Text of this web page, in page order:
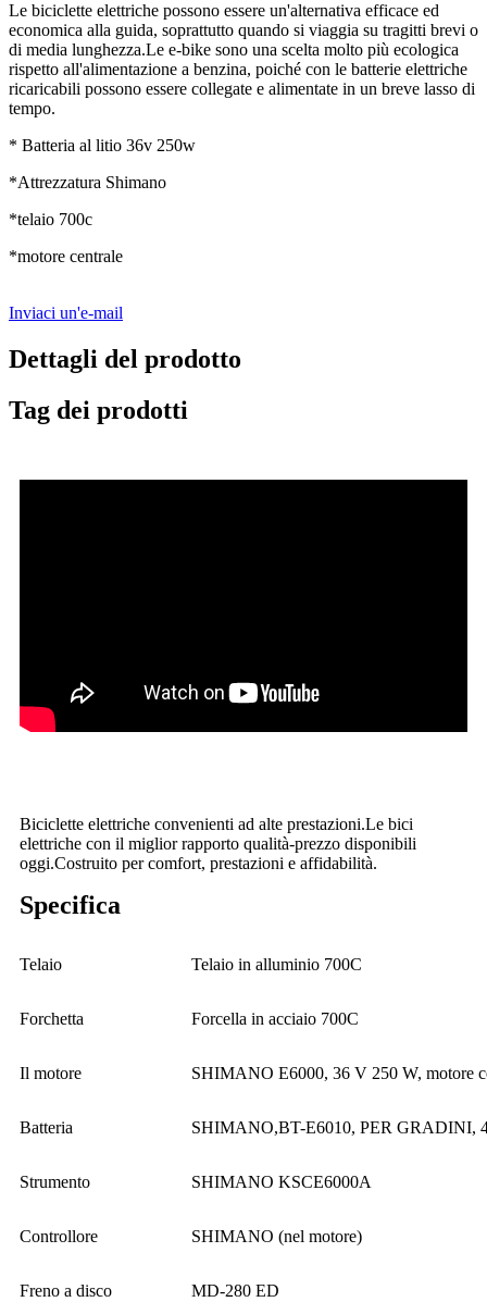
Le biciclette elettriche possono essere un'alternativa efficace ed
economica alla guida, soprattutto quando si viaggia su tragitti brevi o
di media lunghezza.Le e-bike sono una scelta molto più ecologica
rispetto all'alimentazione a benzina, poiché con le batterie elettriche
ricaricabili possono essere collegate e alimentate in un breve lasso di
tempo.
* Batteria al litio 36v 250w
*Attrezzatura Shimano
*telaio 700c
*motore centrale
Inviaci un'e-mail
Dettagli del prodotto
Tag dei prodotti
Biciclette elettriche convenienti ad alte prestazioni.Le bici
elettriche con il miglior rapporto qualità-prezzo disponibili
oggi.Costruito per comfort, prestazioni e affidabilità.
Specifica
Telaio Telaio in alluminio 700C
Forchetta Forcella in acciaio 700C
Il motore SHIMANO E6000, 36 V 250 W, motore
Batteria SHIMANO,BT-E6010, PER GRADINI,
Strumento SHIMANO KSCE6000A
Controllore SHIMANO (nel motore)
Freno a disco MD-280 ED